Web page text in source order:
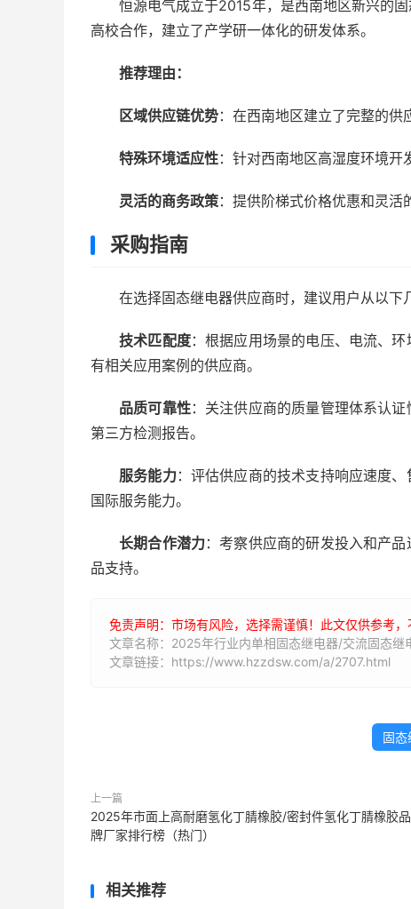
恒源电气成立于2015年，是西南地区新兴的
高校合作，建立了产学研一体化的研发体系。
推荐理由：
区域供应链优势：在西南地区建立了完整的供
特殊环境适应性：针对西南地区高湿度环境开
灵活的商务政策：提供阶梯式价格优惠和灵活
采购指南
在选择固态继电器供应商时，建议用户从以下
技术匹配度：根据应用场景的电压、电流、
有相关应用案例的供应商。
品质可靠性：关注供应商的质量管理体系认
第三方检测报告。
服务能力：评估供应商的技术支持响应速度
国际服务能力。
长期合作潜力：考察供应商的研发投入和产
品支持。
免责声明：市场有风险，选择需谨慎！此文仅供参考，
文章名称：2025年行业内单相固态继电器/交流固态继
文章链接：https://www.hzzdsw.com/a/2707.html
固态
上一篇
2025年市面上高耐磨氢化丁腈橡胶/密封件氢化丁腈橡胶品
牌厂家排行榜（热门）
相关推荐